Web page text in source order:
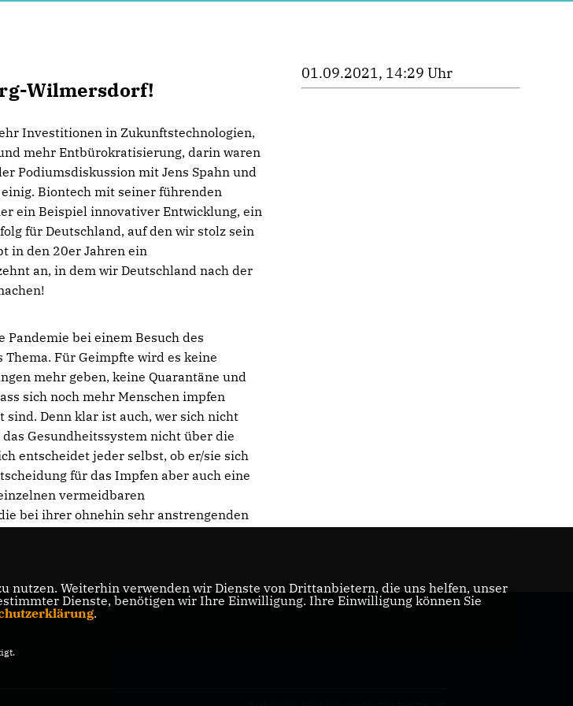
Wilmersdorf!
Investitionen in Zukunftstechnologien,
mehr Entbürokratisierung, darin waren
Podiumsdiskussion mit Jens Spahn und
Biontech mit seiner führenden
ein Beispiel innovativer Entwicklung, ein
für Deutschland, auf den wir stolz sein
in den 20er Jahren ein
an, in dem wir Deutschland nach der
Pandemie bei einem Besuch des
Für Geimpfte wird es keine
mehr geben, keine Quarantäne und
sich noch mehr Menschen impfen
Denn klar ist auch, wer sich nicht
Gesundheitssystem nicht über die
entscheidet jeder selbst, ob er/sie sich
für das Impfen aber auch eine
vermeidbaren
bei ihrer ohnehin sehr anstrengenden
01.09.2021, 14:29 Uhr
nutzen. Weiterhin verwenden wir Dienste von Drittanbietern, die uns helfen, unser
Dienste, benötigen wir Ihre Einwilligung. Ihre Einwilligung können Sie
.